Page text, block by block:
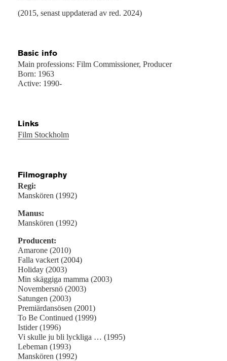
(2015, senast uppdaterad av red. 2024)
Basic info
Main professions: Film Commissioner, Producer
Born: 1963
Active: 1990-
Links
Film Stockholm
Filmography
Regi:
Manskören (1992)
Manus:
Manskören (1992)
Producent:
Amarone (2010)
Falla vackert (2004)
Holiday (2003)
Min skäggiga mamma (2003)
Novembersnö (2003)
Satungen (2003)
Premiärdansösen (2001)
To Be Continued (1999)
Istider (1996)
Vi skulle ju bli lyckliga … (1995)
Lebeman (1993)
Manskören (1992)